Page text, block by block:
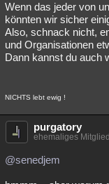
Wenn das jeder von
könnten wir sicher
Also, schnack nicht,
und Organisationen
Dann kannst du auch
NICHTS lebt ewig !
purgatory
ehemaliges Mitglied
@senedjem